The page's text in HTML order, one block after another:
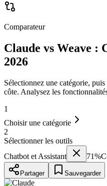
Comparateur
Claude vs Weave :
2026
Sélectionnez une catégorie,
côte. Analysez les
1
Choisir une catégorie
2
Sélectionner les outils
Chatbot et Assistant
71%
Partager Sauvegarder